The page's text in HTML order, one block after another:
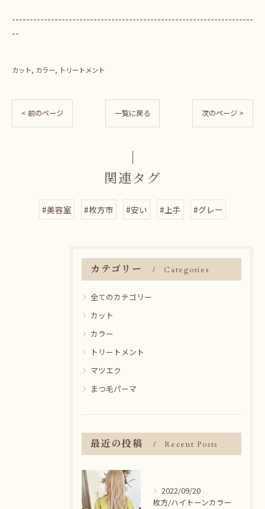
--------------------------------------------------------------------
--
カット カラー トリートメント
< 前のページ 一覧に戻る 次のページ >
関連タグ
#美容室 #枚方市 #安い #上手 #グレー
カテゴリー Categories
全てのカテゴリー
カット
カラー
トリートメント
マツエク
まつ毛パーマ
最近の投稿 Recent Posts
2022/09/20
枚方/ハイトーンカラー